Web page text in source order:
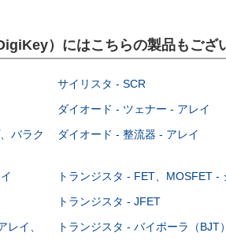
）にはこちらの製品もござ
サイリスタ - SCR
ダイオード - ツェナー - アレイ
バラク
ダイオード - 整流器 - アレイ
トランジスタ - FET、MOSFET -
トランジスタ - JFET
レイ、
トランジスタ - バイポーラ（BJT